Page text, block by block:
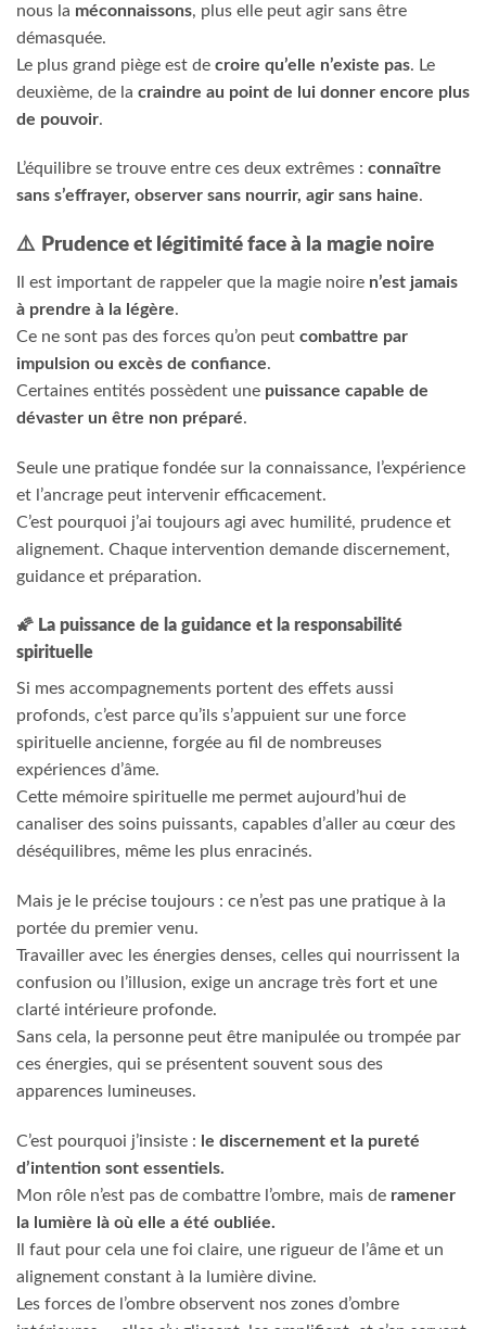
nous la méconnaissons, plus elle peut agir sans être
démasquée.
Le plus grand piège est de croire qu’elle n’existe pas. Le
deuxième, de la craindre au point de lui donner encore plus
de pouvoir.
L’équilibre se trouve entre ces deux extrêmes : connaître
sans s’effrayer, observer sans nourrir, agir sans haine.
⚠️ Prudence et légitimité face à la magie noire
Il est important de rappeler que la magie noire n’est jamais
à prendre à la légère.
Ce ne sont pas des forces qu’on peut combattre par
impulsion ou excès de confiance.
Certaines entités possèdent une puissance capable de
dévaster un être non préparé.
Seule une pratique fondée sur la connaissance, l’expérience
et l’ancrage peut intervenir efficacement.
C’est pourquoi j’ai toujours agi avec humilité, prudence et
alignement. Chaque intervention demande discernement,
guidance et préparation.
🌠 La puissance de la guidance et la responsabilité
spirituelle
Si mes accompagnements portent des effets aussi
profonds, c’est parce qu’ils s’appuient sur une force
spirituelle ancienne, forgée au fil de nombreuses
expériences d’âme.
Cette mémoire spirituelle me permet aujourd’hui de
canaliser des soins puissants, capables d’aller au cœur des
déséquilibres, même les plus enracinés.
Mais je le précise toujours : ce n’est pas une pratique à la
portée du premier venu.
Travailler avec les énergies denses, celles qui nourrissent la
confusion ou l’illusion, exige un ancrage très fort et une
clarté intérieure profonde.
Sans cela, la personne peut être manipulée ou trompée par
ces énergies, qui se présentent souvent sous des
apparences lumineuses.
C’est pourquoi j’insiste : le discernement et la pureté
d’intention sont essentiels.
Mon rôle n’est pas de combattre l’ombre, mais de ramener
la lumière là où elle a été oubliée.
Il faut pour cela une foi claire, une rigueur de l’âme et un
alignement constant à la lumière divine.
Les forces de l’ombre observent nos zones d’ombre